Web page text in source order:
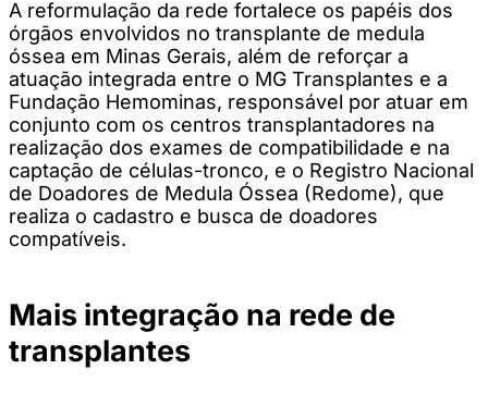
A reformulação da rede fortalece os papéis dos
órgãos envolvidos no transplante de medula
óssea em Minas Gerais, além de reforçar a
atuação integrada entre o MG Transplantes e a
Fundação Hemominas, responsável por atuar em
conjunto com os centros transplantadores na
realização dos exames de compatibilidade e na
captação de células-tronco, e o Registro Nacional
de Doadores de Medula Óssea (Redome), que
realiza o cadastro e busca de doadores
compatíveis.
Mais integração na rede de
transplantes